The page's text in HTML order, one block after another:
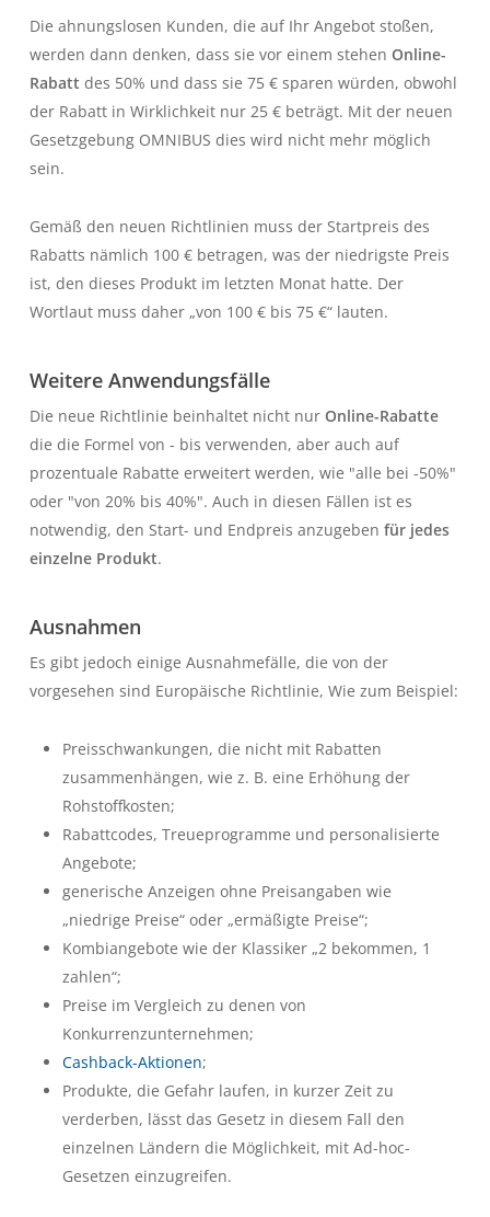
Die ahnungslosen Kunden, die auf Ihr Angebot stoßen,
werden dann denken, dass sie vor einem stehen Online-
Rabatt des 50% und dass sie 75 € sparen würden, obwohl
der Rabatt in Wirklichkeit nur 25 € beträgt. Mit der neuen
Gesetzgebung OMNIBUS dies wird nicht mehr möglich
sein.
Gemäß den neuen Richtlinien muss der Startpreis des
Rabatts nämlich 100 € betragen, was der niedrigste Preis
ist, den dieses Produkt im letzten Monat hatte. Der
Wortlaut muss daher „von 100 € bis 75 €“ lauten.
Weitere Anwendungsfälle
Die neue Richtlinie beinhaltet nicht nur Online-Rabatte
die die Formel von - bis verwenden, aber auch auf
prozentuale Rabatte erweitert werden, wie "alle bei -50%"
oder "von 20% bis 40%". Auch in diesen Fällen ist es
notwendig, den Start- und Endpreis anzugeben für jedes
einzelne Produkt.
Ausnahmen
Es gibt jedoch einige Ausnahmefälle, die von der
vorgesehen sind Europäische Richtlinie, Wie zum Beispiel:
Preisschwankungen, die nicht mit Rabatten
zusammenhängen, wie z. B. eine Erhöhung der
Rohstoffkosten;
Rabattcodes, Treueprogramme und personalisierte
Angebote;
generische Anzeigen ohne Preisangaben wie
„niedrige Preise“ oder „ermäßigte Preise“;
Kombiangebote wie der Klassiker „2 bekommen, 1
zahlen“;
Preise im Vergleich zu denen von
Konkurrenzunternehmen;
Cashback-Aktionen;
Produkte, die Gefahr laufen, in kurzer Zeit zu
verderben, lässt das Gesetz in diesem Fall den
einzelnen Ländern die Möglichkeit, mit Ad-hoc-
Gesetzen einzugreifen.